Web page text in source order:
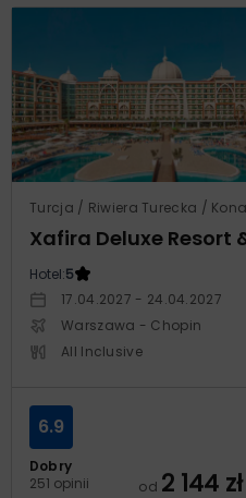
Turcja / Riwiera Turecka /
Xafira Deluxe Resort
Hotel:5
17.04.2027 - 24.04.2027
Warszawa - Chopin
All Inclusive
Dobry
251 opinii
6.9
od 2 144 zł